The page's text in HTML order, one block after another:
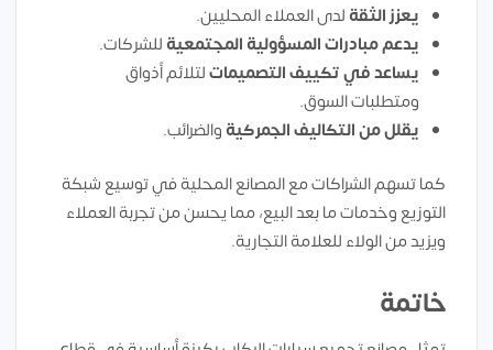
يعزز الثقة لدى العملاء المحليين.
يدعم مبادرات المسؤولية المجتمعية للشركات.
يساعد في تكييف التصميماتلتلائم أذواق
ومتطلبات السوق.
يقلل من التكاليف الجمركية والضرائب.
كما تسهم الشراكات مع المصانع المحلية في توسيع شبكة
التوزيع وخدمات ما بعد البيع، مما يحسن من تجربة العملاء
ويزيد من الولاء للعلامة التجارية.
خاتمة